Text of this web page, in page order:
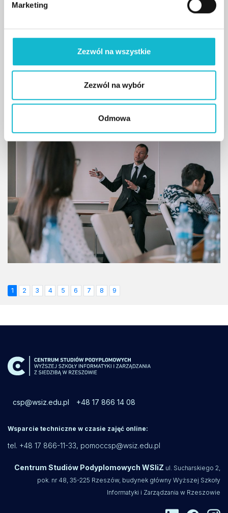
Marketing
Zezwól na wszystkie
Zezwól na wybór
Odmowa
Podpisaliśmy umowę
Rusza międzynarodowy program „Business
czytaj więcej
1 2 3 4 5 6 7 8 9
csp@wsiz.edu.pl +48 17 866 14 08
Wsparcie techniczne w czasie zajęć online:
tel. +48 17 866-11-33, pomoccsp@wsiz.edu.pl
Centrum Studiów Podyplomowych WSIiZ ul. Sucharskiego 2,
pok. nr 48, 35-225 Rzeszów, budynek główny Wyższej Szkoły
Informatyki i Zarządzania w Rzeszowie